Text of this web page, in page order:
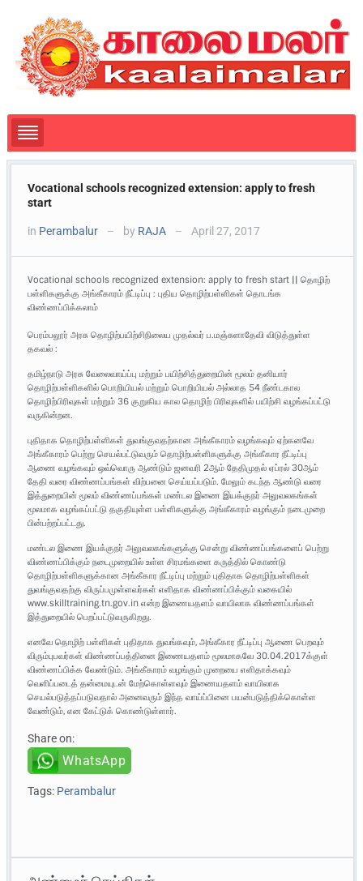
Vocational schools recognized extension: apply to fresh
start
in Perambalur — by RAJA — April 27, 2017
Vocational schools recognized extension: apply to fresh start || தொழிற்
பள்ளிகளுக்கு அங்கீகாரம் நீட்டிப்பு : புதிய தொழிற்பள்ளிகள் தொடங்க
விண்ணப்பிக்கலாம்
பெரம்பலூர் அரசு தொழிற்பயிற்சிநிலைய முதல்வர் ப.மஞ்சுளாதேவி விடுத்துள்ள
தகவல் :
தமிழ்நாடு அரசு வேலைவாய்ப்பு மற்றும் பயிற்சித்துறையின் மூலம் தனியார்
தொழிற்பள்ளிகளில் பொறியியல் மற்றும் பொறியியல் அல்லாத 54 நீண்டகால
தொழிற்பிரிவுகள் மற்றும் 36 குறுகிய கால தொழிற் பிரிவுகளில் பயிற்சி வழங்கப்பட்டு
வருகின்றன.
புதிதாக தொழிற்பள்ளிகள் துவங்குவதற்கான அங்கீகாரம் வழங்கவும் ஏற்கனவே
அங்கீகாரம் பெற்று செயல்பட்டுவரும் தொழிற்பள்ளிகளுக்கு அங்கீகார நீட்டிப்பு
ஆணை வழங்கவும் ஒவ்வொரு ஆண்டும் ஜனவரி 2ஆம் தேதிமுதல் ஏப்ரல் 30ஆம்
தேதி வரை விண்ணப்பங்கள் விற்பனை செய்யப்படும். மேலும் கடந்த ஆண்டு வரை
இத்துறையின் மூலம் விண்ணப்பங்கள் மண்டல இணை இயக்குநர் அலுவலகங்கள்
மூலமாக வழங்கப்பட்டு தகுதியுள்ள பள்ளிகளுக்கு அங்கீகாரம் வழங்கும் நடைமுறை
பின்பற்றப்பட்டது.
மண்டல இணை இயக்குநர் அலுவலகங்களுக்கு சென்று விண்ணப்பங்களைப் பெற்று
விண்ணப்பிக்கும் நடைமுறையில் உள்ள சிரமங்களை கருத்தில் கொண்டு
தொழிற்பள்ளிகளுக்கான அங்கீகார நீட்டிப்பு மற்றும் புதிதாக தொழிற்பள்ளிகள்
துவங்குவதற்கு விருப்பமுள்ளவர்கள் எளிதாக விண்ணப்பிக்கும் வகையில்
www.skilltraining.tn.gov.in என்ற இணையதளம் வாயிலாக விண்ணப்பங்கள்
இத்துறையில் பெறப்பட்டுவருகிறது.
எனவே தொழிற் பள்ளிகள் புதிதாக துவங்கவும், அங்கீகார நீட்டிப்பு ஆணை பெறவும்
விரும்புபவர்கள் விண்ணப்பத்தினை இணையதளம் மூலமாகவே 30.04.2017க்குள்
விண்ணப்பிக்க வேண்டும். அங்கீகாரம் வழங்கும் முறையை எளிதாக்கவும்
வெளிப்படைத் தன்மையுடன் மேற்கொள்ளவும் இணையதளம் வாயிலாக
செயல்படுத்தப்படுவதால் அனைவரும் இந்த வாய்ப்பினை பயன்படுத்திக்கொள்ள
வேண்டும், என கேட்டுக் கொண்டுள்ளார்.
Share on:
WhatsApp
Tags: Perambalur